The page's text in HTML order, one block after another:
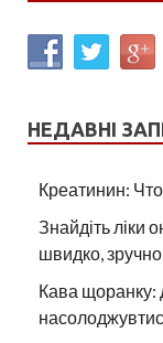
НЕДАВНІ
Креатинин:
Знайдіть ліки
швидко,
Кава щоранку: